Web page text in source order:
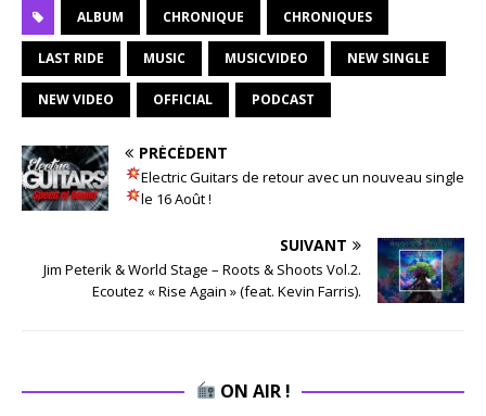
ALBUM CHRONIQUE CHRONIQUES
LAST RIDE MUSIC MUSICVIDEO NEW SINGLE
NEW VIDEO OFFICIAL PODCAST
PRÉCÉDENT
Electric Guitars de retour avec un nouveau single
le 16 Août !
SUIVANT
Jim Peterik & World Stage – Roots & Shoots Vol.2.
Ecoutez « Rise Again » (feat. Kevin Farris).
ON AIR !